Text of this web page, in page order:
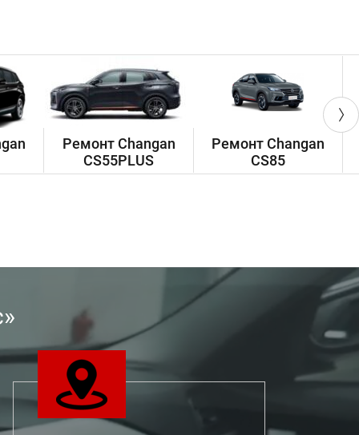
Ремонт Changan
CS55PLUS
Ремонт Changan
CS85